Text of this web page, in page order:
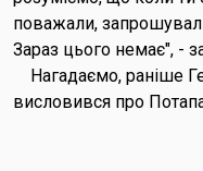
поважали,
Зараз цього немає", -
Нагадаємо, раніше
висловився про